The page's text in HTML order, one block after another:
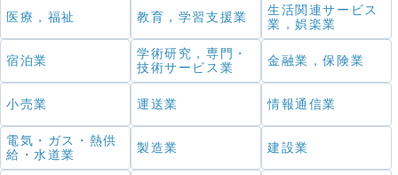
医療，福祉 教育，学習支援業
生活関連サービス
業，娯楽業
宿泊業
学術研究，専門・
技術サービス業
金融業，保険業
小売業 運送業 情報通信業
電気・ガス・熱供
給・水道業
製造業 建設業